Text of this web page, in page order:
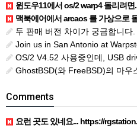
윈도우11에서 os/2 warp4 돌리려면
맥북에어에서 arcaos 를 가상으로 돌
두 판매 버전 차이가 궁금합니다.
Join us in San Antonio at
OS/2 V4.52 사용중인데, USB
GhostBSD(와 FreeBSD)의 마우
Comments
요런 곳도 있네요... https://